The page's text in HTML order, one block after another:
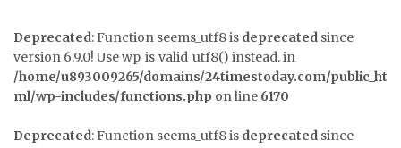
Deprecated: Function seems_utf8 is deprecated since
version 6.9.0! Use wp_is_valid_utf8() instead. in
/home/u893009265/domains/24timestoday.com/public_ht
ml/wp-includes/functions.php on line 6170
Deprecated: Function seems_utf8 is deprecated since